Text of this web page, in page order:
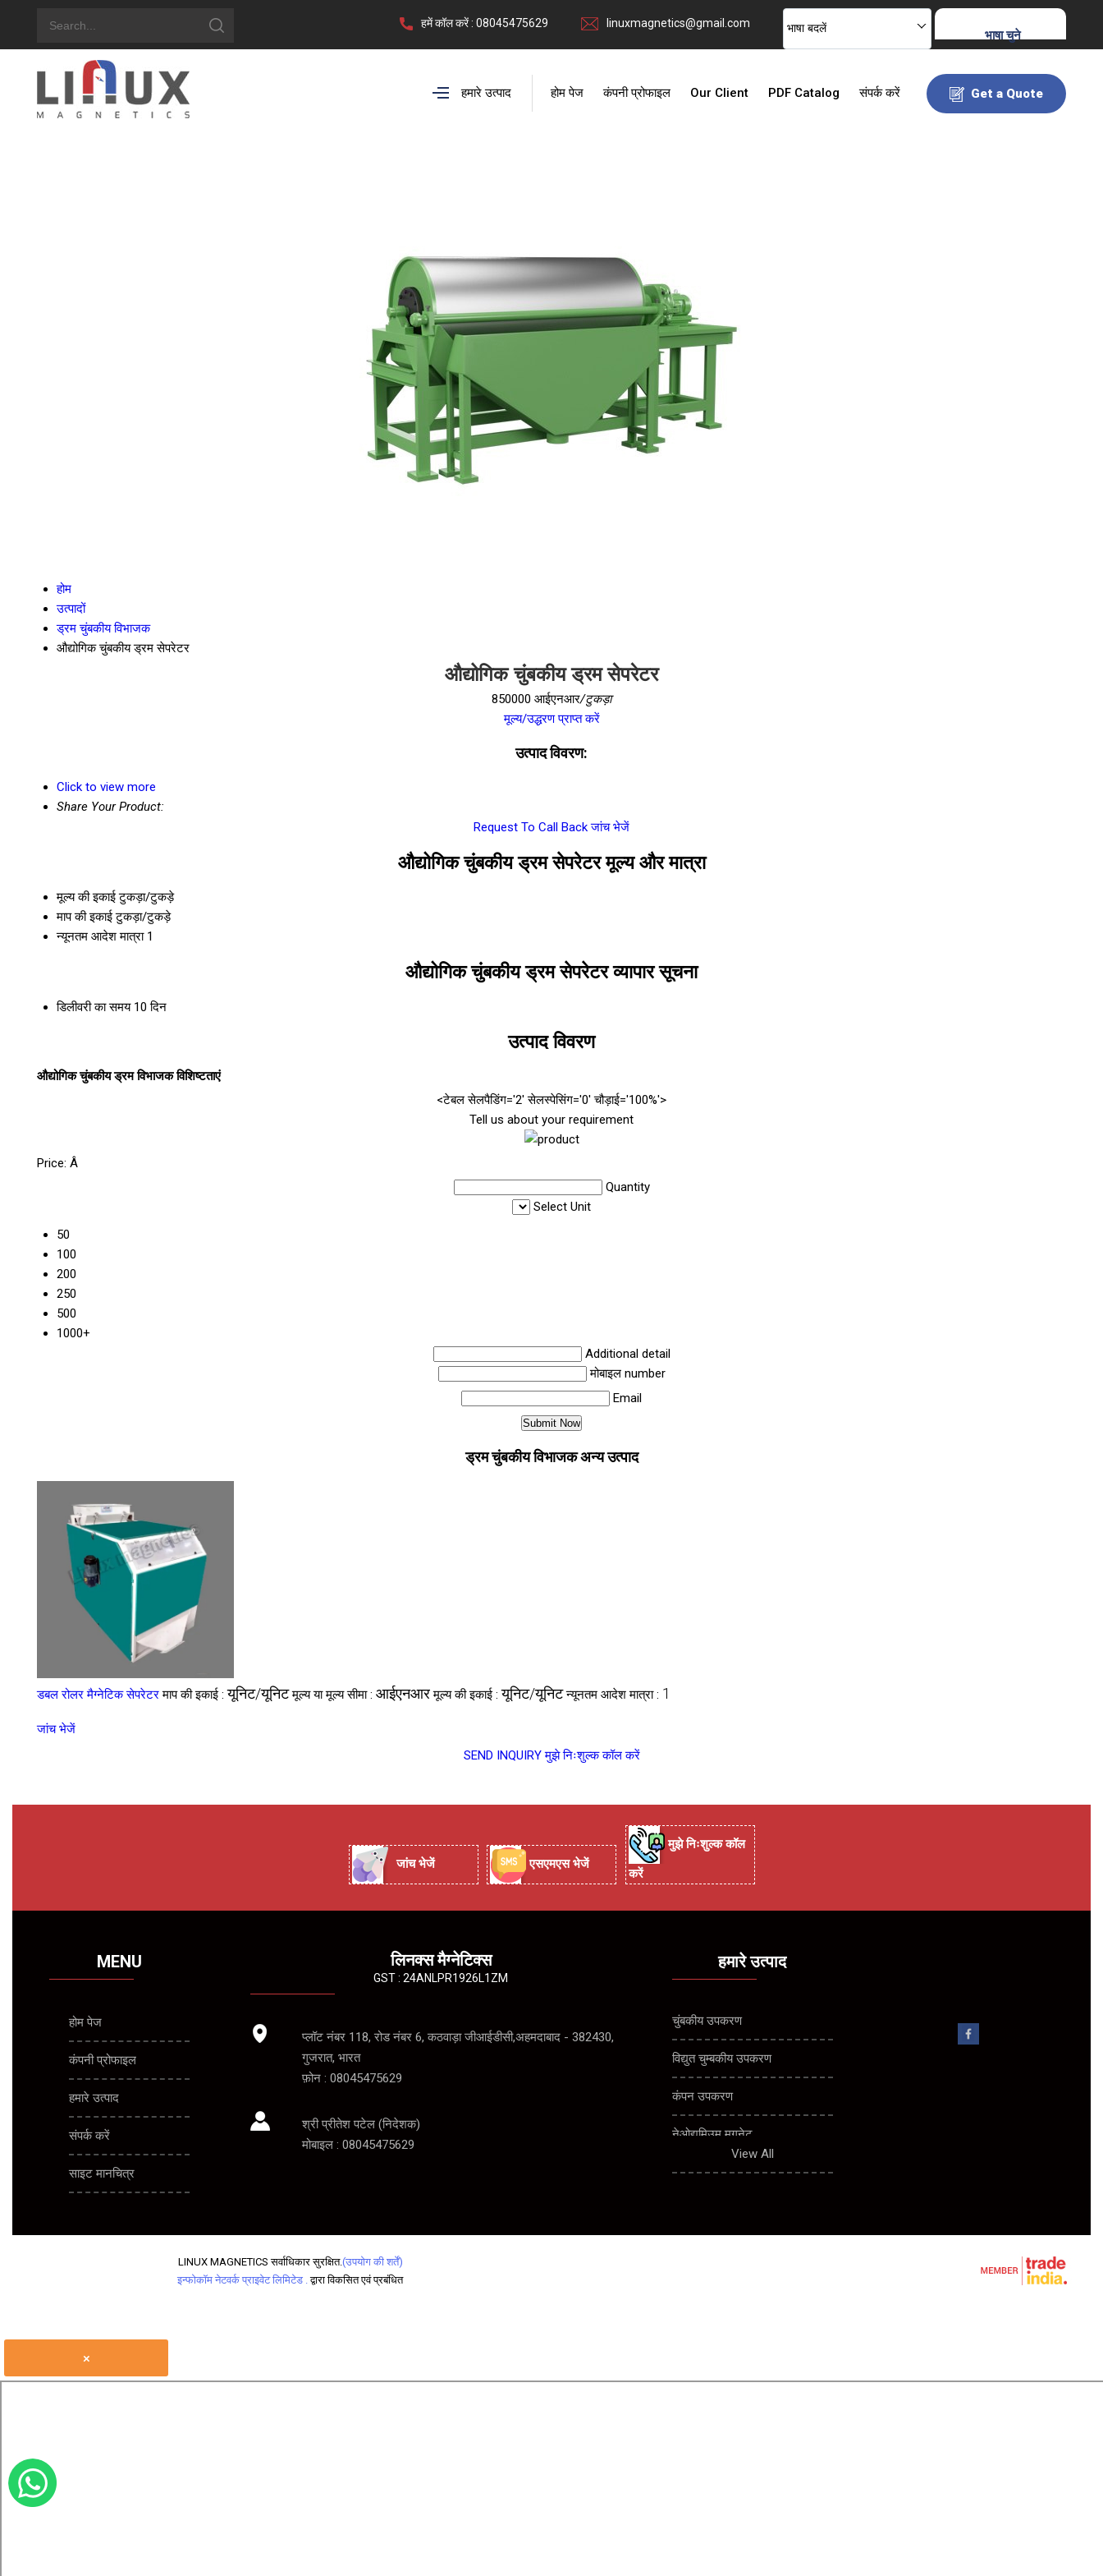
भाषा बदलें भाषा चुने
linuxmagnetics@gmail.com
हमें कॉल करें : 08045475629
हमारे उत्पाद होम पेज कंपनी प्रोफाइल Our Client PDF Catalog संपर्क करें Get a Quote
होम
उत्पादों
ड्रम चुंबकीय विभाजक
औद्योगिक चुंबकीय ड्रम सेपरेटर
औद्योगिक चुंबकीय ड्रम सेपरेटर
850000 आईएनआर/टुकड़ा
मूल्य/उद्धरण प्राप्त करें
उत्पाद विवरण:
Click to view more
Share Your Product:
Request To Call Back जांच भेजें
औद्योगिक चुंबकीय ड्रम सेपरेटर मूल्य और मात्रा
मूल्य की इकाई टुकड़ा/टुकड़े
माप की इकाई टुकड़ा/टुकड़े
न्यूनतम आदेश मात्रा 1
औद्योगिक चुंबकीय ड्रम सेपरेटर व्यापार सूचना
डिलीवरी का समय 10 दिन
उत्पाद विवरण
औद्योगिक चुंबकीय ड्रम विभाजक विशिष्टताएं
<टेबल सेलपैडिंग='2' सेलस्पेसिंग='0' चौड़ाई='100%'>
Tell us about your requirement
Price: Â
Quantity
Select Unit
50
100
200
250
500
1000+
Additional detail
मोबाइल number
Email
ड्रम चुंबकीय विभाजक अन्य उत्पाद
डबल रोलर मैग्नेटिक सेपरेटर माप की इकाई :यूनिट/यूनिट मूल्य या मूल्य सीमा : आईएनआर मूल्य की इकाई :यूनिट/यूनिट न्यूनतम आदेश मात्रा : 1
जांच भेजें
SEND INQUIRY मुझे निःशुल्क कॉल करें
जांच भेजें एसएमएस भेजें
मुझे निःशुल्क कॉल
करें
MENU
होम पेज
कंपनी प्रोफाइल
हमारे उत्पाद
संपर्क करें
साइट मानचित्र
लिनक्स मैग्नेटिक्स
GST : 24ANLPR1926L1ZM
प्लॉट नंबर 118, रोड नंबर 6, कठवाड़ा जीआईडीसी,अहमदाबाद - 382430,
गुजरात, भारत
फ़ोन : 08045475629
श्री प्रीतेश पटेल(निदेशक)
मोबाइल : 08045475629
हमारे उत्पाद
चुंबकीय उपकरण
विद्युत चुम्बकीय उपकरण
कंपन उपकरण
नेओद्यमिउम मगनेट
धातु और चुंबक विभाजक
View All
LINUX MAGNETICS सर्वाधिकार सुरक्षित.(उपयोग की शर्तें)
इन्फोकॉम नेटवर्क प्राइवेट लिमिटेड . द्वारा विकसित एवं प्रबंधित
×